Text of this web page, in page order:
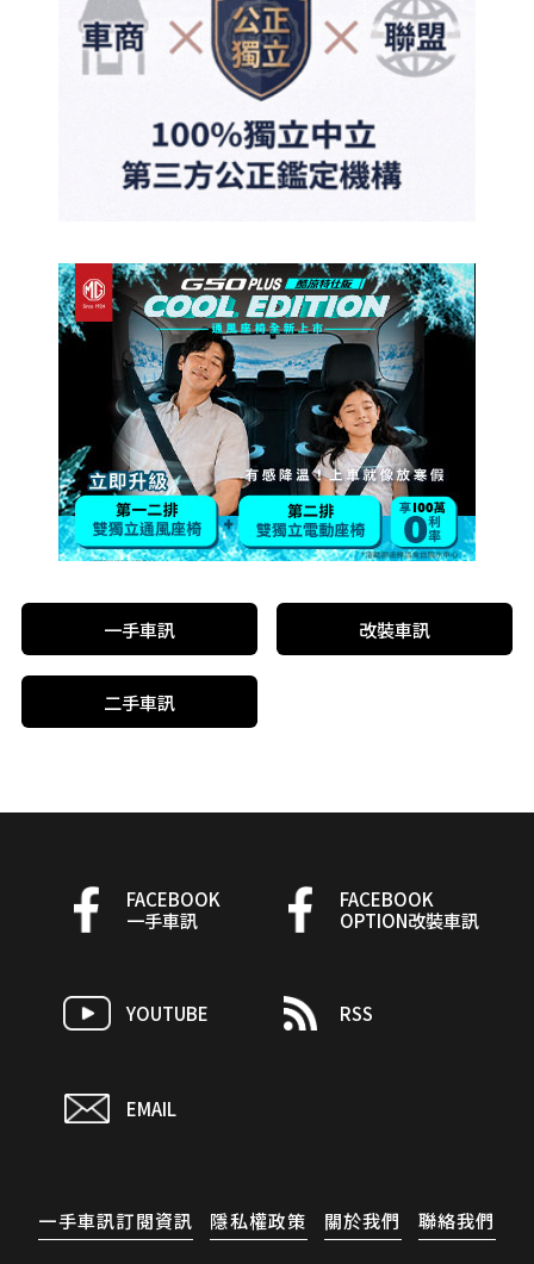
一手車訊 改裝車訊
二手車訊
FACEBOOK
一手車訊
FACEBOOK
OPTION改裝車訊
YOUTUBE RSS
EMAIL
一手車訊訂閱資訊 隱私權政策 關於我們 聯絡我們